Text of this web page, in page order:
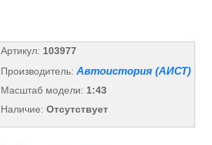
Артикул: 103977
Производитель: Автоистория (АИСТ)
Масштаб модели: 1:43
Наличие: Отсутствует